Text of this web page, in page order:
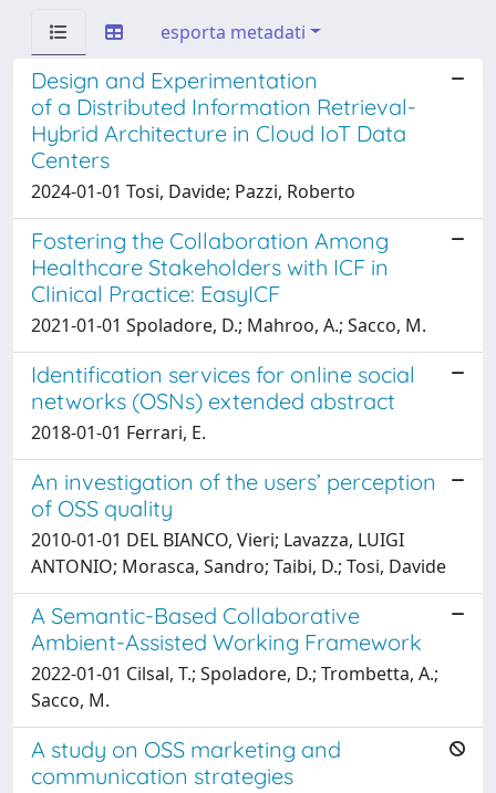
esporta metadati
Design and Experimentation
of a Distributed Information Retrieval-
Hybrid Architecture in Cloud IoT Data
Centers
2024-01-01 Tosi, Davide; Pazzi, Roberto
Fostering the Collaboration Among
Healthcare Stakeholders with ICF in
Clinical Practice: EasyICF
2021-01-01 Spoladore, D.; Mahroo, A.; Sacco, M.
Identification services for online social
networks (OSNs) extended abstract
2018-01-01 Ferrari, E.
An investigation of the users’ perception
of OSS quality
2010-01-01 DEL BIANCO, Vieri; Lavazza, LUIGI
ANTONIO; Morasca, Sandro; Taibi, D.; Tosi, Davide
A Semantic-Based Collaborative
Ambient-Assisted Working Framework
2022-01-01 Cilsal, T.; Spoladore, D.; Trombetta, A.;
Sacco, M.
A study on OSS marketing and
communication strategies